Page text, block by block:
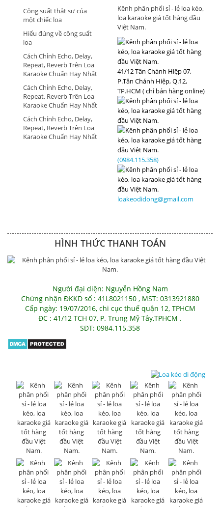
HÀNG
Công suất thật sự của
một chiếc loa
Hiểu đúng về công suất
loa
Cách Chỉnh Echo, Delay,
Repeat, Reverb Trên Loa
Karaoke Chuẩn Hay Nhất
Cách Chỉnh Echo, Delay,
Repeat, Reverb Trên Loa
Karaoke Chuẩn Hay Nhất
Cách Chỉnh Echo, Delay,
Repeat, Reverb Trên Loa
Karaoke Chuẩn Hay Nhất
Kênh phân phối sỉ - lẻ loa kéo,
loa karaoke giá tốt hàng đầu
Việt Nam.
41/12 Tân Chánh Hiệp 07,
P.Tân Chánh Hiệp, Q.12,
TP.HCM ( chỉ bán hàng online)
(0984.115.358)
loakeodidong@gmail.com
HÌNH THỨC THANH TOÁN
Người đại diện: Nguyễn Hồng Nam
Chứng nhận ĐKKD số : 41L8021150 , MST: 0313921880
Cấp ngày: 19/07/2016, chi cục thuế quận 12, TPHCM
ĐC : 41/12 TCH 07, P. Trung Mỹ Tây,TPHCM .
SĐT: 0984.115.358